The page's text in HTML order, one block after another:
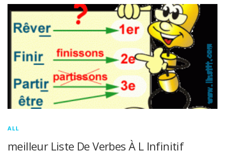
ALL
meilleur Liste De Verbes À L Infinitif